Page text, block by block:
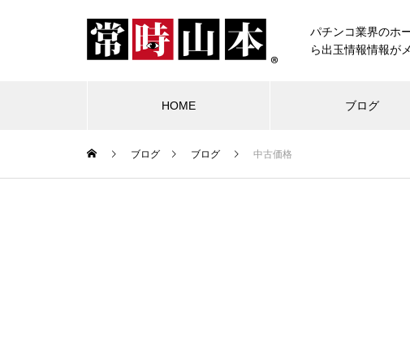
パチンコ業界のホ
ら出玉情報情報が
HOME ブログ
ブログ 常時山本
ブログ ブログ 中古価格